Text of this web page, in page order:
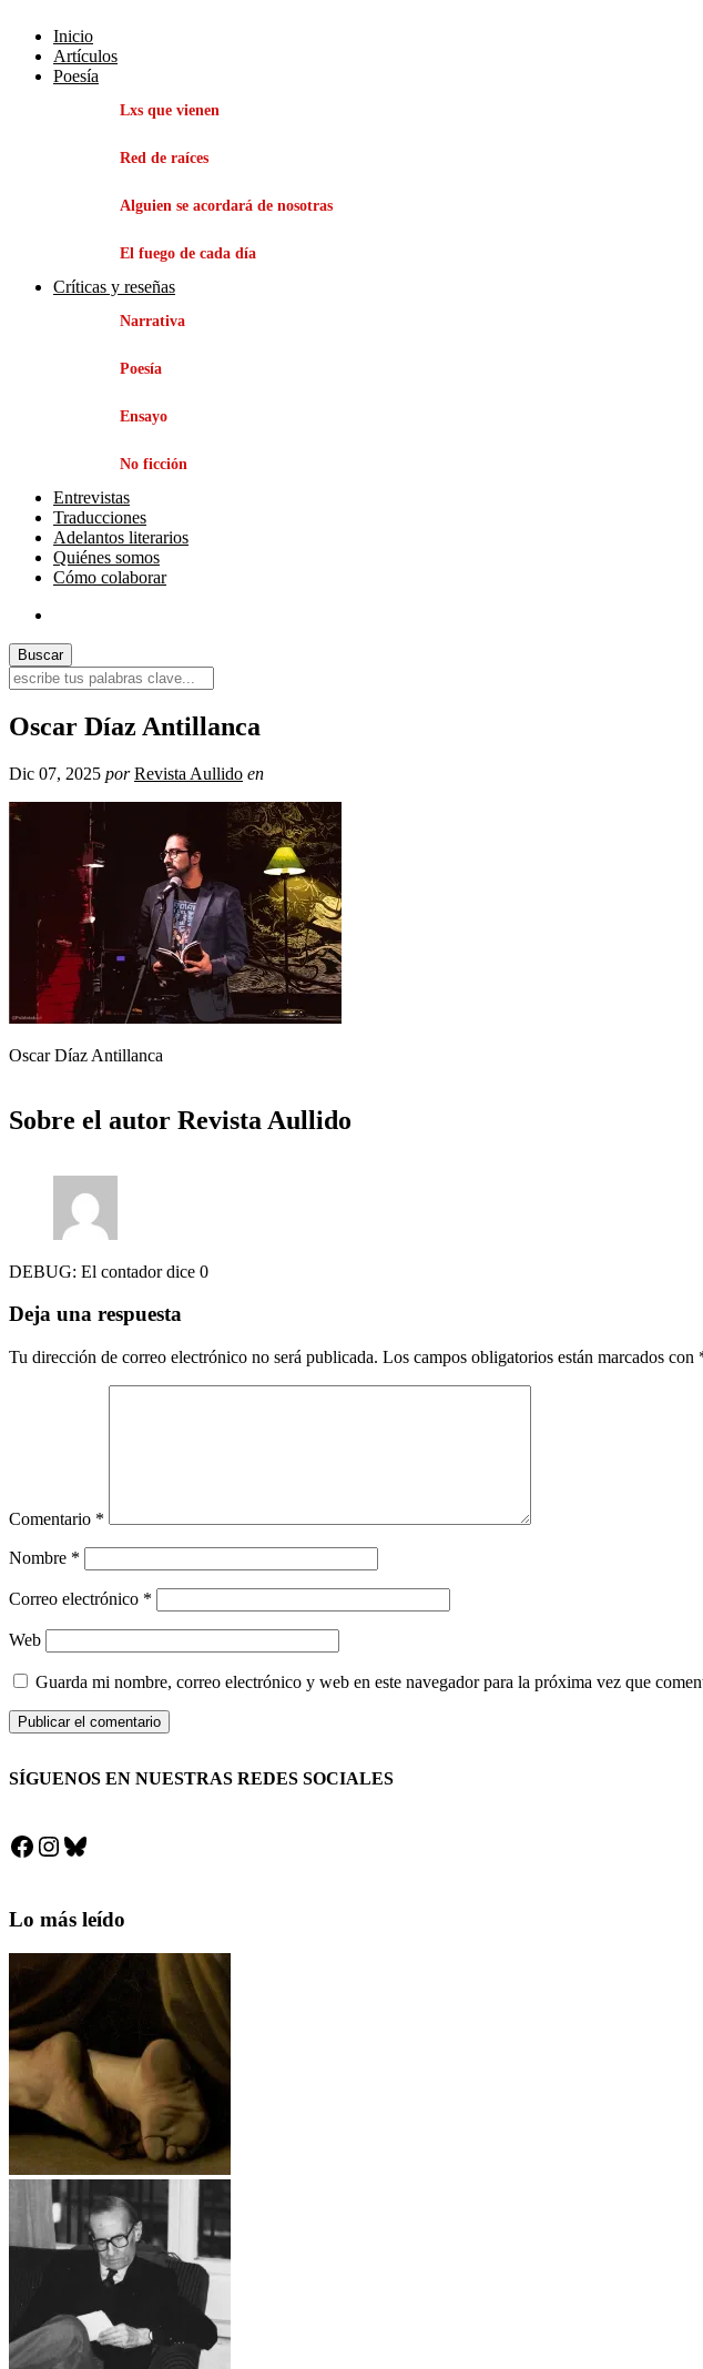
Inicio
Artículos
Poesía
Lxs que vienen
Red de raíces
Alguien se acordará de nosotras
El fuego de cada día
Críticas y reseñas
Narrativa
Poesía
Ensayo
No ficción
Entrevistas
Traducciones
Adelantos literarios
Quiénes somos
Cómo colaborar
Oscar Díaz Antillanca
Dic 07, 2025 por Revista Aullido en
Oscar Díaz Antillanca
Sobre el autor Revista Aullido
DEBUG: El contador dice 0
Deja una respuesta
Tu dirección de correo electrónico no será publicada. Los campos obligatorios están marcados con
Comentario *
Nombre *
Correo electrónico *
Web
Guarda mi nombre, correo electrónico y web en este navegador para la próxima vez que
SÍGUENOS EN NUESTRAS REDES SOCIALES
Facebook
Instagram
Bluesky
Lo más leído